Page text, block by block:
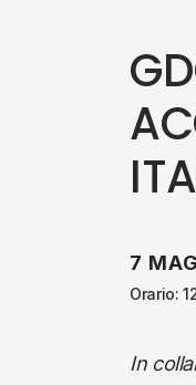
7
Orario:
In